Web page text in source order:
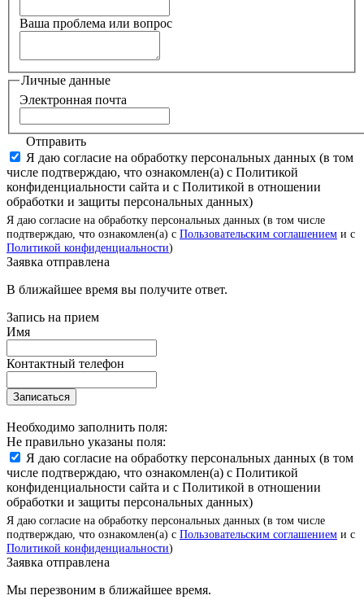
Ваша проблема или вопрос
Личные данные
Электронная почта
Отправить
Я даю согласие на обработку персональных данных (в том
числе подтверждаю, что ознакомлен(а) с Политикой
конфиденциальности сайта и с Политикой в отношении
обработки и защиты персональных данных)
Я даю согласие на обработку персональных данных (в том числе
подтверждаю, что ознакомлен(а) с Пользовательским соглашением и с
Политикой конфиденциальности)
Заявка отправлена
В ближайшее время вы получите ответ.
Запись на прием
Имя
Контактный телефон
Записаться
Необходимо заполнить поля:
Не правильно указаны поля:
Я даю согласие на обработку персональных данных (в том
числе подтверждаю, что ознакомлен(а) с Политикой
конфиденциальности сайта и с Политикой в отношении
обработки и защиты персональных данных)
Я даю согласие на обработку персональных данных (в том числе
подтверждаю, что ознакомлен(а) с Пользовательским соглашением и с
Политикой конфиденциальности)
Заявка отправлена
Мы перезвоним в ближайшее время.